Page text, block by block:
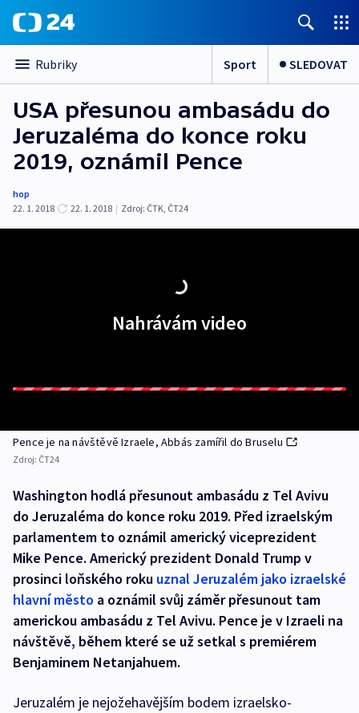
Rubriky Sport SLEDOVAT
USA přesunou ambasádu do
Jeruzaléma do konce roku
2019, oznámil Pence
hop
22. 1. 2018
22. 1. 2018 | Zdroj: ČTK, ČT24
Nahrávám video
Pence je na návštěvě Izraele, Abbás zamířil do Bruselu
Zdroj: ČT24
Washington hodlá přesunout ambasádu z Tel Avivu
do Jeruzaléma do konce roku 2019. Před izraelským
parlamentem to oznámil americký viceprezident
Mike Pence. Americký prezident Donald Trump v
prosinci loňského roku uznal Jeruzalém jako izraelské
hlavní město a oznámil svůj záměr přesunout tam
americkou ambasádu z Tel Avivu. Pence je v Izraeli na
návštěvě, během které se už setkal s premiérem
Benjaminem Netanjahuem.
Jeruzalém je nejožehavějším bodem izraelsko-